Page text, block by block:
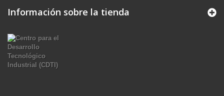
Información sobre la tienda